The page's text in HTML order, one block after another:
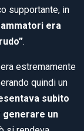
supportante, in
era
.
estremamente
quindi un
subito
generare un